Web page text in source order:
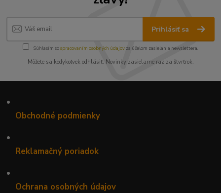
Prihlásiť sa
Súhlasím sospracovaním osobných údajov za účelom zasielania newslettera.
Môžete sa kedykoľvek odhlásiť. Novinky zasielame raz za štvrťrok.
•
Obchodné podmienky
•
Reklamačný poriadok
•
Ochrana osobných údajov